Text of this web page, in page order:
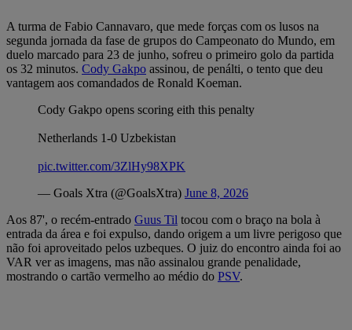
A turma de Fabio Cannavaro, que mede forças com os lusos na
segunda jornada da fase de grupos do Campeonato do Mundo, em
duelo marcado para 23 de junho, sofreu o primeiro golo da partida
os 32 minutos. Cody Gakpo assinou, de penálti, o tento que deu
vantagem aos comandados de Ronald Koeman.
Cody Gakpo opens scoring eith this penalty
Netherlands 1-0 Uzbekistan
pic.twitter.com/3ZlHy98XPK
— Goals Xtra (@GoalsXtra) June 8, 2026
Aos 87', o recém-entrado Guus Til tocou com o braço na bola à
entrada da área e foi expulso, dando origem a um livre perigoso que
não foi aproveitado pelos uzbeques. O juiz do encontro ainda foi ao
VAR ver as imagens, mas não assinalou grande penalidade,
mostrando o cartão vermelho ao médio do PSV.